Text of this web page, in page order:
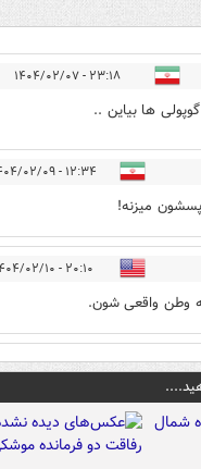
۲۳:۱۸ - ۱۴۰۴/۰۲/۰۷
ها بیاین ..
۱۲:۳۴ - ۱۴۰۴/۰۲/۰۹
پسشون میزنه!
۲۰:۱۰ - ۱۴۰۴/۰۲/۱۰
وطن واقعی شون.